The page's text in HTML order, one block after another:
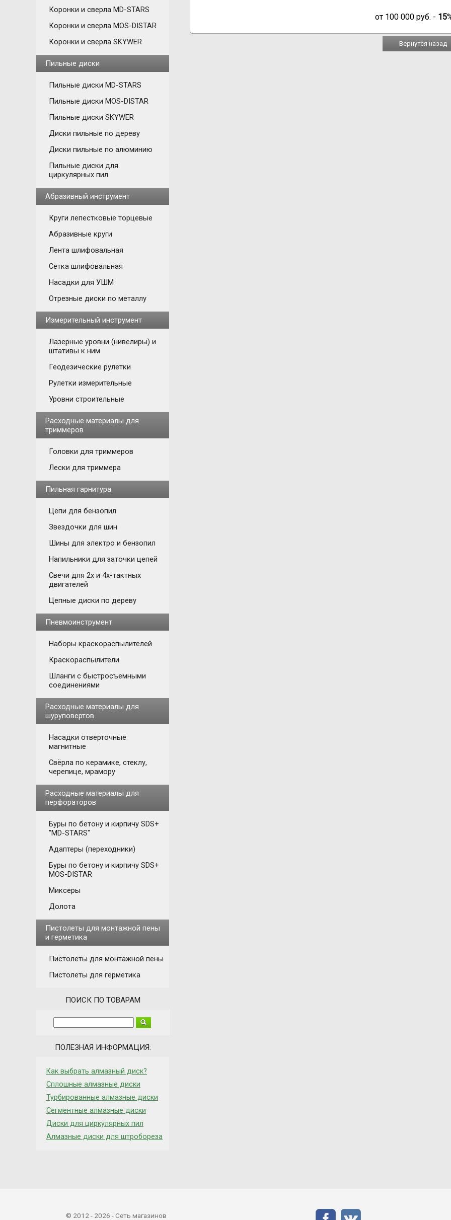
Коронки и сверла MD-STARS
Коронки и сверла MOS-DISTAR
Коронки и сверла SKYWER
Пильные диски
Пильные диски MD-STARS
Пильные диски MOS-DISTAR
Пильные диски SKYWER
Диски пильные по дереву
Диски пильные по алюминию
Пильные диски для
циркулярных пил
Абразивный инструмент
Круги лепестковые торцевые
Абразивные круги
Лента шлифовальная
Сетка шлифовальная
Насадки для УШМ
Отрезные диски по металлу
Измерительный инструмент
Лазерные уровни (нивелиры) и
штативы к ним
Геодезические рулетки
Рулетки измерительные
Уровни строительные
Расходные материалы для
триммеров
Головки для триммеров
Лески для триммера
Пильная гарнитура
Цепи для бензопил
Звездочки для шин
Шины для электро и бензопил
Напильники для заточки цепей
Свечи для 2х и 4х-тактных
двигателей
Цепные диски по дереву
Пневмоинструмент
Наборы краскораспылителей
Краскораспылители
Шланги с быстросъемными
соединениями
Расходные материалы для
шуруповертов
Насадки отверточные
магнитные
Свёрла по керамике, стеклу,
черепице, мрамору
Расходные материалы для
перфораторов
Буры по бетону и кирпичу SDS+
"MD-STARS"
Адаптеры (переходники)
Буры по бетону и кирпичу SDS+
MOS-DISTAR
Миксеры
Долота
Пистолеты для монтажной пены
и герметика
Пистолеты для монтажной пены
Пистолеты для герметика
ПОИСК ПО ТОВАРАМ
ПОЛЕЗНАЯ ИНФОРМАЦИЯ:
Как выбрать алмазный диск?
Сплошные алмазные диски
Турбированные алмазные диски
Сегментные алмазные диски
Диски для циркулярных пил
Алмазные диски для штробореза
от 100 000руб. - 15
Вернутся назад
© 2012 - 2026 - Сеть магазинов